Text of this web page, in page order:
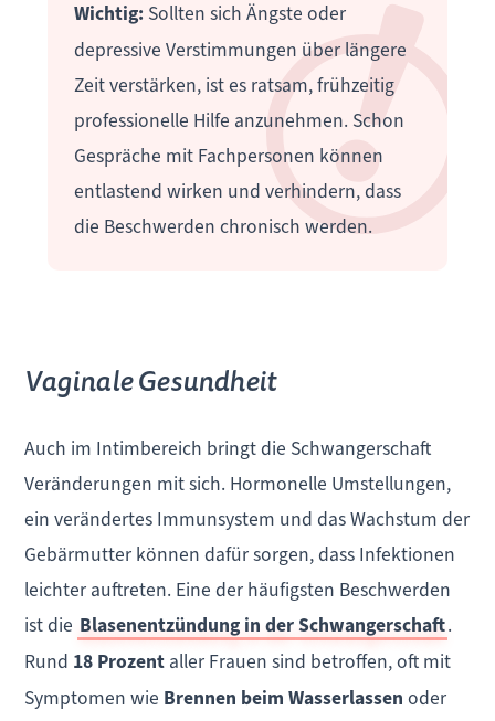
Wichtig: Sollten sich Ängste oder
depressive Verstimmungen über längere
Zeit verstärken, ist es ratsam, frühzeitig
professionelle Hilfe anzunehmen. Schon
Gespräche mit Fachpersonen können
entlastend wirken und verhindern, dass
die Beschwerden chronisch werden.
Vaginale Gesundheit
Auch im Intimbereich bringt die Schwangerschaft
Veränderungen mit sich. Hormonelle Umstellungen,
ein verändertes Immunsystem und das Wachstum der
Gebärmutter können dafür sorgen, dass Infektionen
leichter auftreten. Eine der häufigsten Beschwerden
ist die Blasenentzündung in der Schwangerschaft.
Rund 18 Prozent aller Frauen sind betroffen, oft mit
Symptomen wie Brennen beim Wasserlassen oder